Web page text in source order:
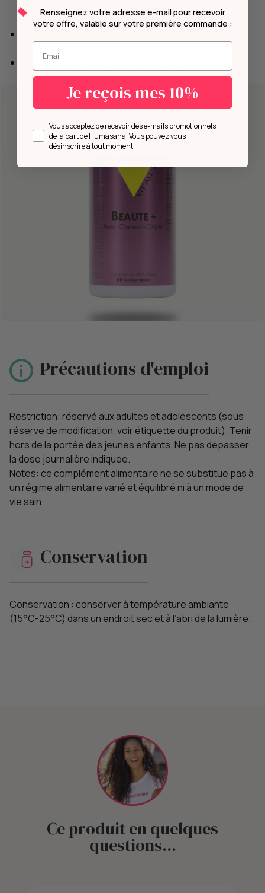
100%
Vitamine B12 (Méthylcobalamine) - 3µg - 120%
Précautions d'emploi
Restriction: réservé aux adultes et adolescents (sous
réserve de modification, voir étiquette du produit). Tenir
hors de la portée des jeunes enfants. Ne pas dépasser
la dose journalière indiquée.
Notes: ce complément alimentaire ne se substitue pas à
un régime alimentaire varié et équilibré ni à un mode de
vie sain.
Conservation
Conservation : conserver à température ambiante
(15°C-25°C) dans un endroit sec et à l’abri de la lumière.
Ce produit en quelques
questions...
Renseignez votre adresse e-mail pour recevoir
votre offre, valable sur votre première commande :
Entrez votre mail.
Je reçois mes 10%
Opt inVous acceptez de recevoir des e-mails promotionnels
de la part de Humasana. Vous pouvez vous
désinscrire à tout moment.